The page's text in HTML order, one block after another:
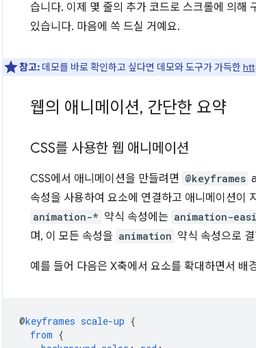
습니다. 이제 몇 줄의 추가 코드로 스크롤에 의해
있습니다. 마음에 쏙 드실 거예요.
참고: 데모를 바로 확인하고 싶다면 데모와 도구가 가득한
웹의 애니메이션, 간단한 요약
CSS를 사용한 웹 애니메이션
CSS에서 애니메이션을 만들려면 @keyframes
속성을 사용하여 요소에 연결하고 애니메이션이
animation-* 약식 속성에는 animation-
며, 이 모든 속성을 animation 약식 속성으로
예를 들어 다음은 X축에서 요소를 확대하면서 배
@keyframes scale-up {
from {